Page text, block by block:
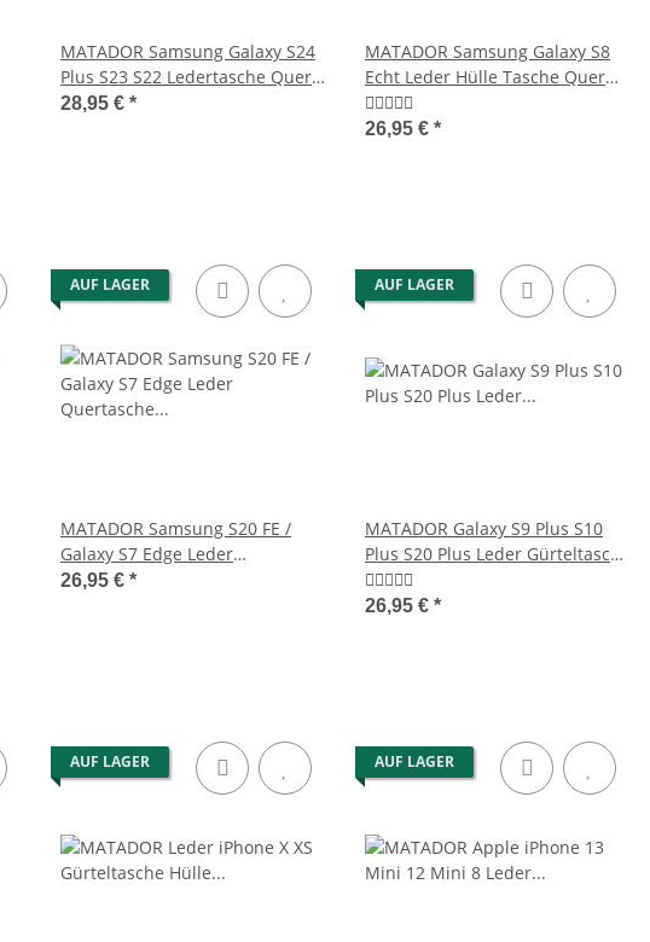
MATADOR Samsung Galaxy S24
Plus S23 S22 Ledertasche Quer
Braun
28,95 € *
MATADOR Samsung Galaxy S8
Echt Leder Hülle Tasche Quer
Braun
26,95 € *
AUF LAGER
MATADOR Samsung S20 FE /
Galaxy S7 Edge Leder
Quertasche Braun
26,95 € *
AUF LAGER
MATADOR Galaxy S9 Plus S10
Plus S20 Plus Leder Gürteltasche
Braun
26,95 € *
AUF LAGER AUF LAGER